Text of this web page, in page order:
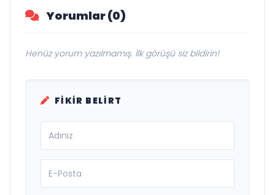
Yorumlar (0)
Henüz yorum yazılmamış. İlk görüşü siz bildirin!
FIKIR BELIRT